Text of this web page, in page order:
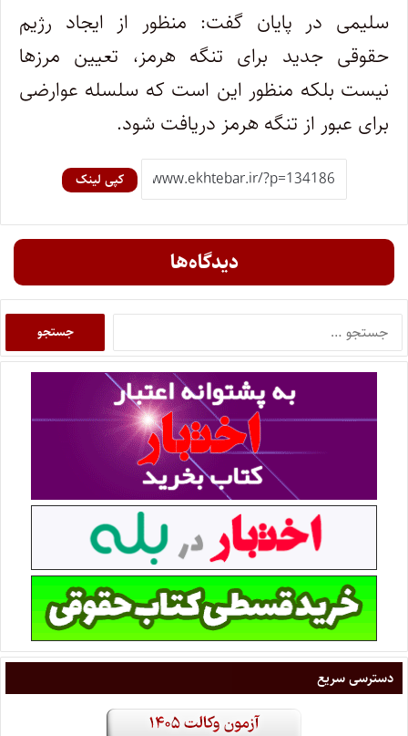
سلیمی در پایان گفت: منظور از ایجاد رژیم
حقوقی جدید برای تنگه هرمز، تعیین مرزها
نیست بلکه منظور این است که سلسله عوارضی
برای عبور از تنگه هرمز دریافت شود.
کپی لینک
دیدگاه‌ها
دسترسی سریع